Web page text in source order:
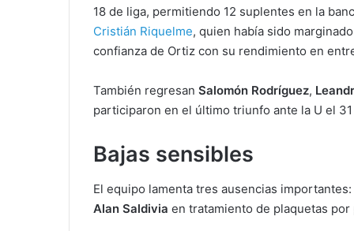
18 de liga, permitiendo 12 suplentes en la
Cristián Riquelme, quien había sido
confianza de Ortiz con su rendimiento en
También regresan Salomón Rodríguez,
participaron en el último triunfo ante la U el
Bajas sensibles
El equipo lamenta tres ausencias importantes:
Alan Saldivia en tratamiento de plaquetas por